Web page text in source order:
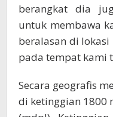
berangkat dia
untuk membawa
beralasan di
pada tempat kami
Secara geografis
di ketinggian 1800